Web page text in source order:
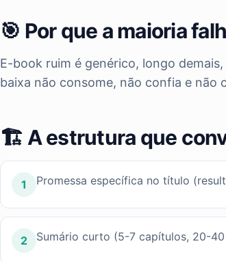
🎯 Por que a maioria
E-book ruim é genérico, longo
baixa não consome, não confia e não
🏗️ A estrutura que
1 Promessa específica no título
2 Sumário curto (5-7 capítulos, 20-